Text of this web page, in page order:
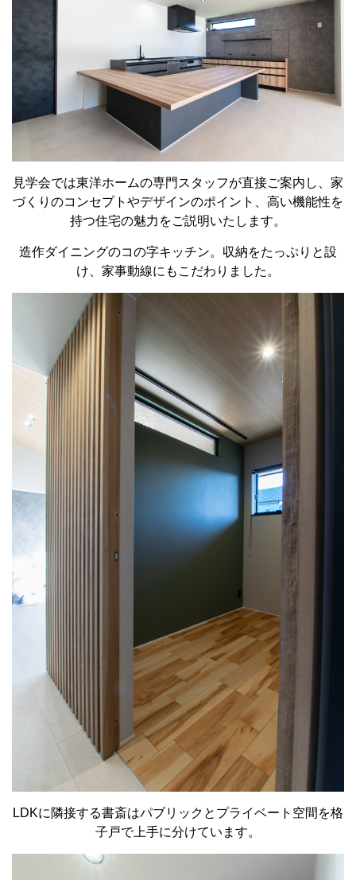
見学会では東洋ホームの専門スタッフが直接ご案内し、家
づくりのコンセプトやデザインのポイント、高い機能性を
持つ住宅の魅力をご説明いたします。
造作ダイニングのコの字キッチン。収納をたっぷりと設
け、家事動線にもこだわりました。
LDKに隣接する書斎はパブリックとプライベート空間を格
子戸で上手に分けています。